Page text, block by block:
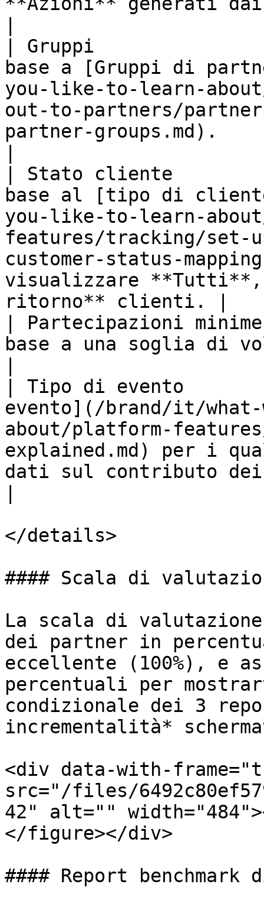
| Gruppi
base a [Gruppi di
you-like-to-learn-
out-to-partners/
partner-groups.md).
| Stato cliente
base al [tipo di
you-like-to-learn-
features/tracking/set-
customer-status-
visualizzare **Tutti**,
ritorno** clienti. |
| Partecipazioni
base a una soglia di
| Tipo di evento
evento](/brand/it/
about/platform-
explained.md) per i
dati sul contributo
</details>
#### Scala di
La scala di
dei partner in
eccellente (100%), e
percentuali per
condizionale dei 3
incrementalità*
<div data-with-
src="/files/
42" alt=""
</figure></div>
#### Report benchmark